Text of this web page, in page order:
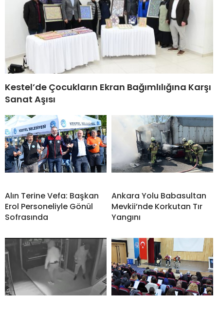
Kestel’de Çocukların Ekran Bağımlılığına Karşı
Sanat Aşısı
Alın Terine Vefa: Başkan
Erol Personeliyle Gönül
Sofrasında
Ankara Yolu Babasultan
Mevkii’nde Korkutan Tır
Yangını